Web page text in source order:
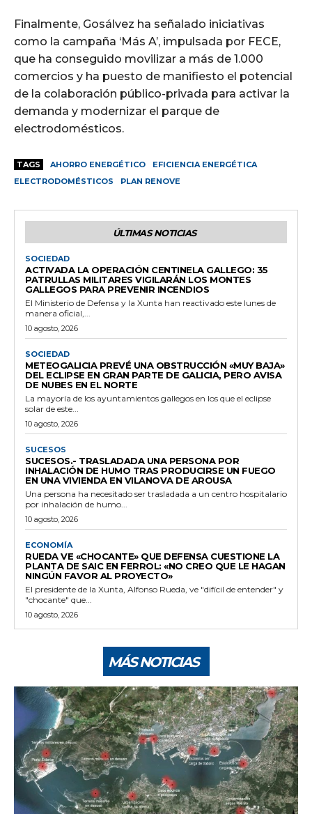
Finalmente, Gosálvez ha señalado iniciativas
como la campaña ‘Más A’, impulsada por FECE,
que ha conseguido movilizar a más de 1.000
comercios y ha puesto de manifiesto el potencial
de la colaboración público-privada para activar la
demanda y modernizar el parque de
electrodomésticos.
TAGS AHORRO ENERGÉTICO
EFICIENCIA ENERGÉTICA
ELECTRODOMÉSTICOS
PLAN RENOVE
ÚLTIMAS NOTICIAS
SOCIEDAD
ACTIVADA LA OPERACIÓN CENTINELA GALLEGO: 35
PATRULLAS MILITARES VIGILARÁN LOS MONTES
GALLEGOS PARA PREVENIR INCENDIOS
El Ministerio de Defensa y la Xunta han reactivado este lunes de
manera oficial,...
10 agosto, 2026
SOCIEDAD
METEOGALICIA PREVÉ UNA OBSTRUCCIÓN «MUY BAJA»
DEL ECLIPSE EN GRAN PARTE DE GALICIA, PERO AVISA
DE NUBES EN EL NORTE
La mayoría de los ayuntamientos gallegos en los que el eclipse
solar de este...
10 agosto, 2026
SUCESOS
SUCESOS.- TRASLADADA UNA PERSONA POR
INHALACIÓN DE HUMO TRAS PRODUCIRSE UN FUEGO
EN UNA VIVIENDA EN VILANOVA DE AROUSA
Una persona ha necesitado ser trasladada a un centro hospitalario
por inhalación de humo...
10 agosto, 2026
ECONOMÍA
RUEDA VE «CHOCANTE» QUE DEFENSA CUESTIONE LA
PLANTA DE SAIC EN FERROL: «NO CREO QUE LE HAGAN
NINGÚN FAVOR AL PROYECTO»
El presidente de la Xunta, Alfonso Rueda, ve "difícil de entender" y
"chocante" que...
10 agosto, 2026
MÁS NOTICIAS